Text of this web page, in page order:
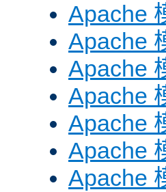
Apache
Apache
Apache
Apache
Apache
Apache
Apache